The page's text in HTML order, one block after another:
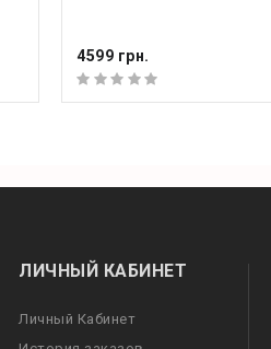
4599 грн.
ЛИЧНЫЙ КАБИНЕТ
Личный Кабинет